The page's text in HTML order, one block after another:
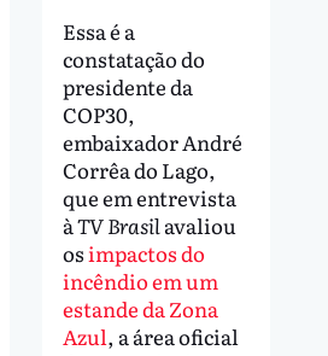
Essa é a
constatação do
presidente da
COP30,
embaixador André
Corrêa do Lago,
que em entrevista
àTV Brasilavaliou
osimpactos do
incêndio em um
estande da Zona
Azul, a área oficial